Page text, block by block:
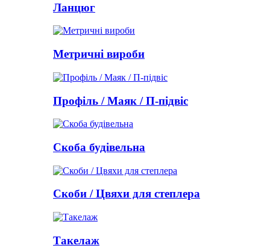
Ланцюг
Метричні вироби
Профіль / Маяк / П-підвіс
Скоба будівельна
Скоби / Цвяхи для степлера
Такелаж